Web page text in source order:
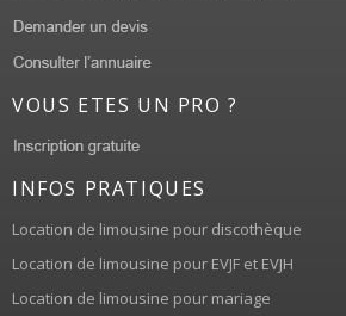
VOUS ETES UN PRO ?
INFOS PRATIQUES
Location de limousine pour discothèque
Location de limousine pour EVJF et EVJH
Location de limousine pour mariage